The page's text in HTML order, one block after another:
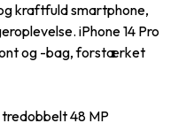
kraftfuld smartphone,
iPhone 14 Pro
og -bag, forstærket
48 MP